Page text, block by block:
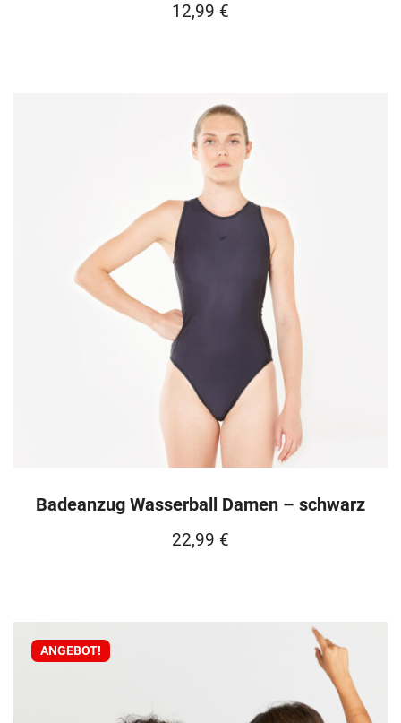
12,99 €
Badeanzug Wasserball Damen – schwarz
22,99 €
ANGEBOT!